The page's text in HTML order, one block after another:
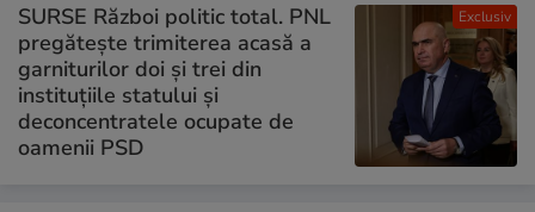
Exclusiv
SURSE Război politic total. PNL
pregătește trimiterea acasă a
garniturilor doi și trei din
instituțiile statului și
deconcentratele ocupate de
oamenii PSD